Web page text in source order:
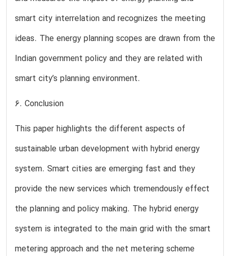
smart city interrelation and recognizes the meeting
ideas. The energy planning scopes are drawn from the
Indian government policy and they are related with
smart city’s planning environment.
6. Conclusion
This paper highlights the different aspects of
sustainable urban development with hybrid energy
system. Smart cities are emerging fast and they
provide the new services which tremendously effect
the planning and policy making. The hybrid energy
system is integrated to the main grid with the smart
metering approach and the net metering scheme